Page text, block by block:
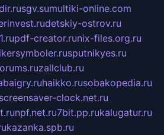
sgv.sumultiki-online.com
detskiy-ostrov.ru
pdf-creator.runix-files.org.ru
sputnikyes.ru
zallclub.ru
haikko.rusobakopedia.ru
screensaver-clock.net.ru
npf.net.ru7bit.pp.rukalugatur.ru
kazanka.spb.ru